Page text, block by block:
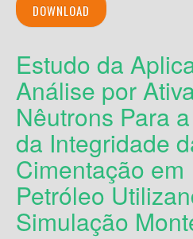
DOWNLOAD
Estudo da
Análise por
Nêutrons Para
da Integridade
Cimentação
Petróleo
Simulação